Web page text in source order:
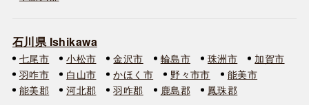
石川県 Ishikawa
七尾市 小松市 金沢市 輪島市 珠洲市
加賀市
羽咋市
白山市 かほく市 野々市市
能美市
能美郡
河北郡 羽咋郡 鹿島郡 鳳珠郡